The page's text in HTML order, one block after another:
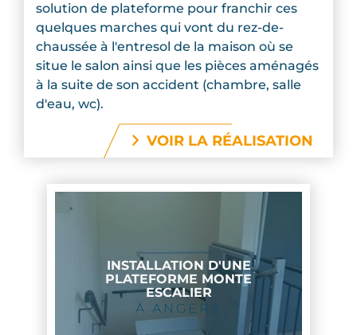
solution de plateforme pour franchir ces
quelques marches qui vont du rez-de-
chaussée à l'entresol de la maison où se
situe le salon ainsi que les pièces aménagés
à la suite de son accident (chambre, salle
d'eau, wc).
VOIR LA RÉALISATION
INSTALLATION D'UNE
PLATEFORME MONTE
ESCALIER
À ANGERS